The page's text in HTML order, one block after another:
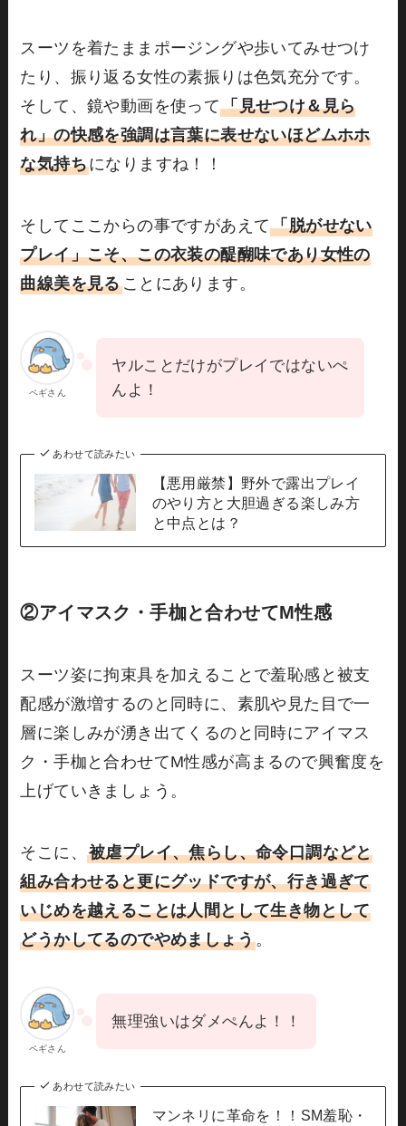
スーツを着たままポージングや歩いてみせつけ
たり、振り返る女性の素振りは色気充分です。
そして、鏡や動画を使って「見せつけ＆見ら
れ」の快感を強調は言葉に表せないほどムホホ
な気持ちになりますね！！
そしてここからの事ですがあえて「脱がせない
プレイ」こそ、この衣装の醍醐味であり女性の
曲線美を見ることにあります。
ペギさん
ヤルことだけがプレイではないぺ
んよ！
あわせて読みたい
【悪用厳禁】野外で露出プレイ
のやり方と大胆過ぎる楽しみ方
と中点とは？
②アイマスク・手枷と合わせてM性感
スーツ姿に拘束具を加えることで羞恥感と被支
配感が激増するのと同時に、素肌や見た目で一
層に楽しみが湧き出てくるのと同時にアイマス
ク・手枷と合わせてM性感が高まるので興奮度を
上げていきましょう。
そこに、被虐プレイ、焦らし、命令口調などと
組み合わせると更にグッドですが、行き過ぎて
いじめを越えることは人間として生き物として
どうかしてるのでやめましょう。
ペギさん
無理強いはダメぺんよ！！
あわせて読みたい
マンネリに革命を！！SM羞恥・